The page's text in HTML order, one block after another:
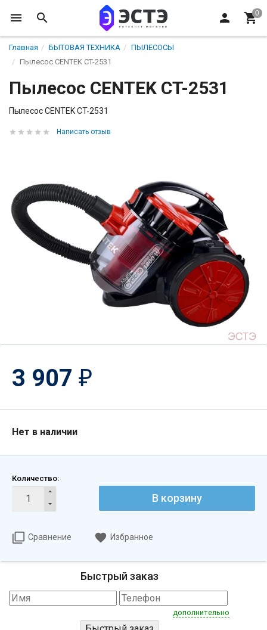
Главная БЫТОВАЯ ТЕХНИКА
ПЫЛЕСОСЫ
Пылесос CENTEK CT-2531
Пылесос CENTEK CT-2531
Пылесос CENTEK CT-2531
Написать отзыв
3 907 ₽
Нет в наличии
Количество:
В корзину
Сравнение Избранное
Быстрый заказ
дополнительно